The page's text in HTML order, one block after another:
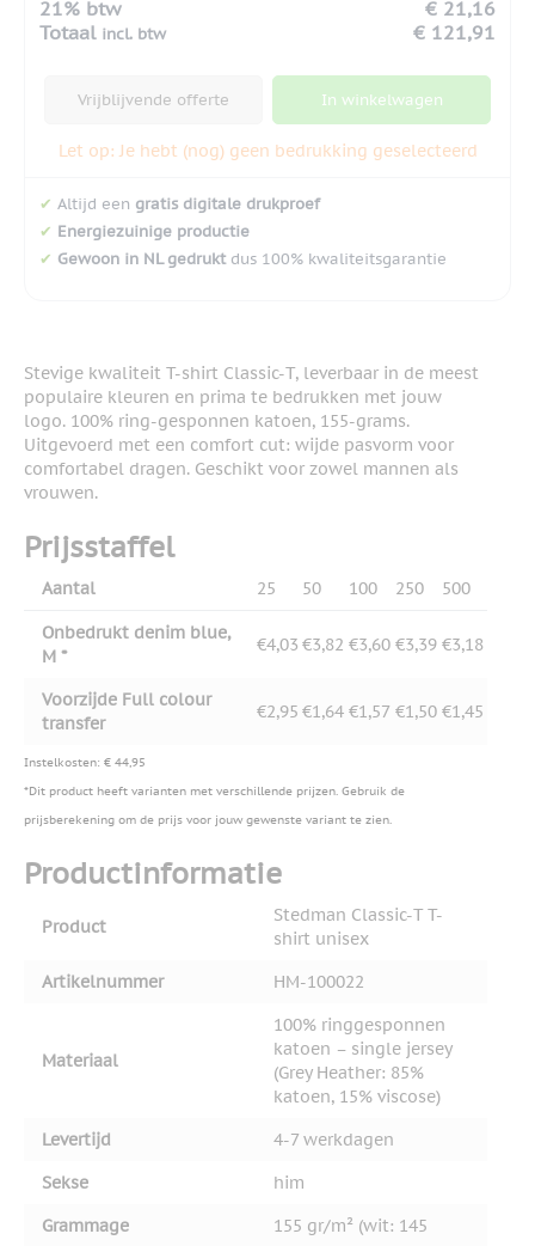
21% btw
€ 21,16
Totaal incl. btw € 121,91
Vrijblijvende offerte In winkelwagen
Let op: Je hebt (nog) geen bedrukking geselecteerd
✔ Altijd een gratis digitale drukproef
✔ Energiezuinige productie
✔ Gewoon in NL gedruktdus 100% kwaliteitsgarantie
Stevige kwaliteit T-shirt Classic-T, leverbaar in de meest
populaire kleuren en prima te bedrukken met jouw
logo. 100% ring-gesponnen katoen, 155-grams.
Uitgevoerd met een comfort cut: wijde pasvorm voor
comfortabel dragen. Geschikt voor zowel mannen als
vrouwen.
Prijsstaffel
Aantal 25 50 100 250 500
Onbedrukt denim blue,
M *
€4,03 €3,82 €3,60 €3,39 €3,18
Voorzijde Full colour
transfer
€2,95 €1,64 €1,57 €1,50 €1,45
Instelkosten: € 44,95
*Dit product heeft varianten met verschillende prijzen. Gebruik de
prijsberekening om de prijs voor jouw gewenste variant te zien.
Productinformatie
Product
Stedman Classic-T T-
shirt unisex
Artikelnummer
HM-100022
Materiaal
100% ringgesponnen
katoen – single jersey
(Grey Heather: 85%
katoen, 15% viscose)
Levertijd
4-7 werkdagen
Sekse
him
Grammage
155 gr/m² (wit: 145